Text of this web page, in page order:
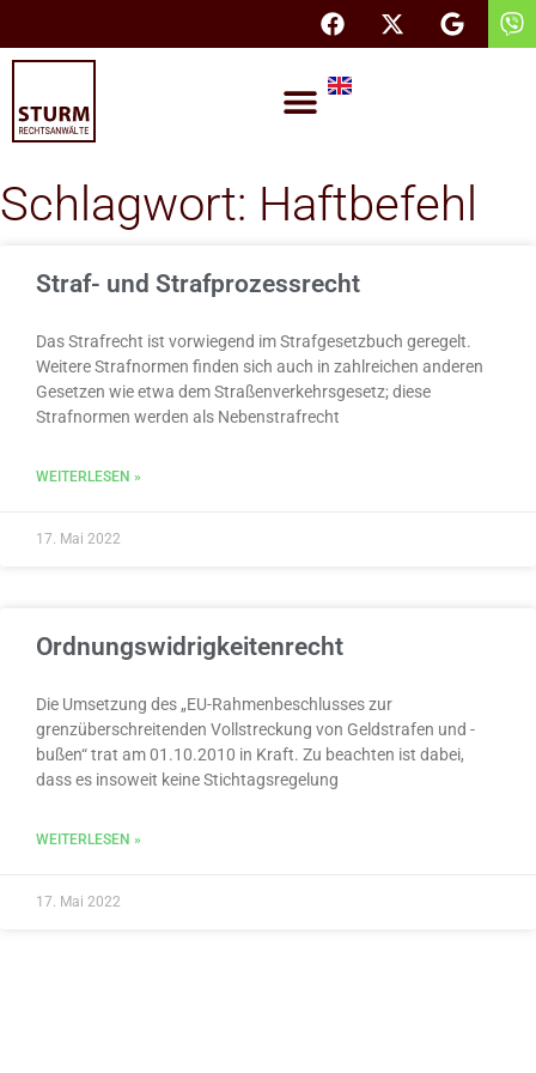
Schlagwort: Haftbefehl
Straf- und Strafprozessrecht
Das Strafrecht ist vorwiegend im Strafgesetzbuch geregelt.
Weitere Strafnormen finden sich auch in zahlreichen anderen
Gesetzen wie etwa dem Straßenverkehrsgesetz; diese
Strafnormen werden als Nebenstrafrecht
WEITERLESEN »
17. Mai 2022
Ordnungswidrigkeitenrecht
Die Umsetzung des „EU-Rahmenbeschlusses zur
grenzüberschreitenden Vollstreckung von Geldstrafen und -
bußen“ trat am 01.10.2010 in Kraft. Zu beachten ist dabei,
dass es insoweit keine Stichtagsregelung
WEITERLESEN »
17. Mai 2022